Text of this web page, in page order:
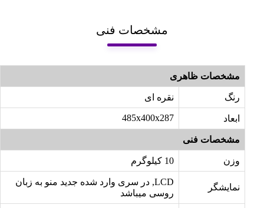
مشخصات فنی
مشخصات ظاهری
رنگ نقره ای
ابعاد 485x400x287
مشخصات فنی
وزن 10 کیلوگرم
نمایشگر
LCD, در سری وارد شده جدید منو به زبان
روسی میباشد